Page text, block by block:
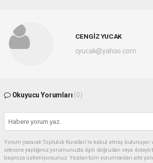
CENGİZ YUCAK
cyucak@yahoo.com
Okuyucu Yorumları (0)
Yorum yazarak Topluluk Kuralları’nı kabul etmiş
sitesine yaptığınız yorumunuzla ilgili doğrudan veya
başınıza üstleniyorsunuz. Yazılan tüm yorumlardan site